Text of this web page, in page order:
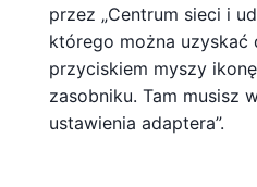
przez „Centrum sieci i
którego można uzyskać
przyciskiem myszy
zasobniku. Tam musisz
ustawienia adaptera”.